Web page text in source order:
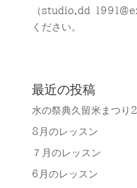
（studio.dd-
ください。
最近の投稿
水の祭典久留米まつ
8月のレッスン
７月のレッスン
6月のレッスン